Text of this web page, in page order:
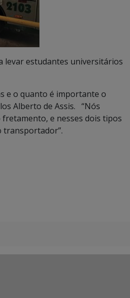
levar estudantes universitários
e o quanto é importante o
Alberto de Assis. “Nós
e nesses dois tipos
transportador”.